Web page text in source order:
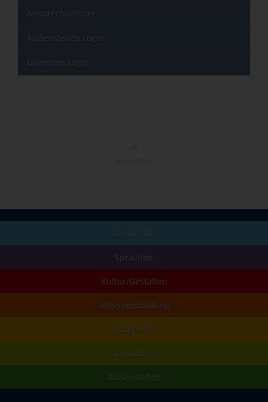
Ansprechpartner
Außenstellen Login
Dozenten Login
Beruf/EDV
Sprachen
Kultur/Gestalten
Allgemeinbildung
junge vhs
Gesundheit
Außenstellen